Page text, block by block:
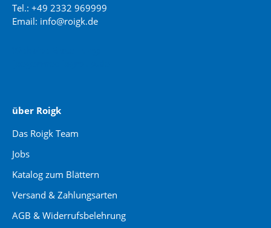
Tel.: +49 2332 969999
Email: info@roigk.de
über Roigk
Das Roigk Team
Jobs
Katalog zum Blättern
Versand & Zahlungsarten
AGB & Widerrufsbelehrung